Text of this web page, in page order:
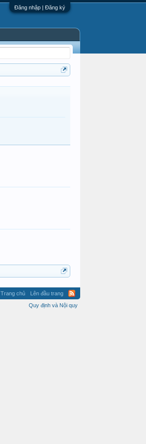
Đăng nhập | Đăng ký
Trang chủ
Lên đầu trang
Quy định và Nội quy